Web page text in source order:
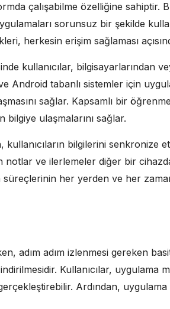
çalışabilme özelliğine sahiptir.
sorunsuz bir şekilde
herkesin erişim sağlaması
kullanıcılar, bilgisayarlarından
Android tabanlı sistemler için
sağlar. Kapsamlı bir
bilgiye ulaşmalarını sağlar.
bilgilerini senkronize
notlar ve ilerlemeler diğer bir
her yerden ve her
adım adım izlenmesi gereken
Kullanıcılar, uygulama
Ardından,